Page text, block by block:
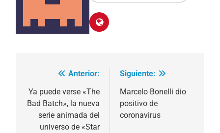
Navegación
de
entradas
Anterior:
Ya puede verse «The
Bad Batch», la nueva
serie animada del
universo de «Star
Siguiente:
Marcelo Bonelli dio
positivo de
coronavirus